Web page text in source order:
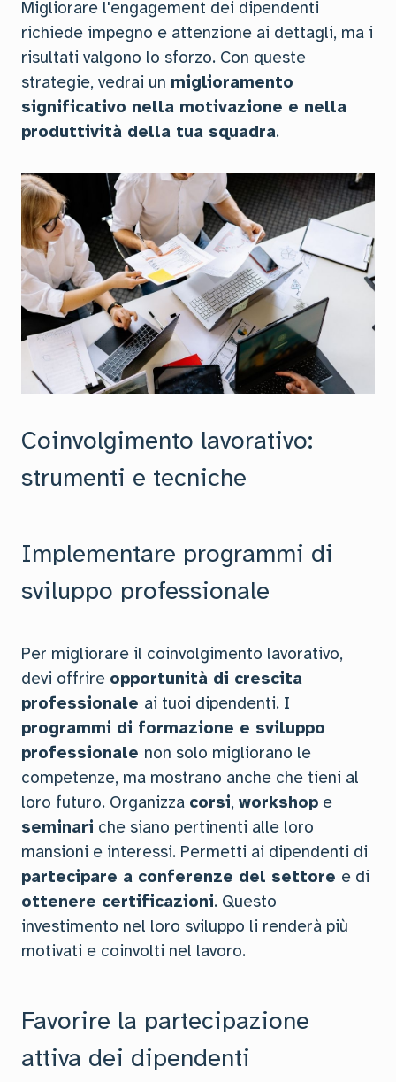
Migliorare l'engagement dei dipendenti
richiede impegno e attenzione ai dettagli, ma i
risultati valgono lo sforzo. Con queste
strategie, vedrai un miglioramento
significativo nella motivazione e nella
produttività della tua squadra.
Coinvolgimento lavorativo:
strumenti e tecniche
Implementare programmi di
sviluppo professionale
Per migliorare il coinvolgimento lavorativo,
devi offrire opportunità di crescita
professionale ai tuoi dipendenti. I
programmi di formazione e sviluppo
professionale non solo migliorano le
competenze, ma mostrano anche che tieni al
loro futuro. Organizza corsi, workshop e
seminari che siano pertinenti alle loro
mansioni e interessi. Permetti ai dipendenti di
partecipare a conferenze del settore e di
ottenere certificazioni. Questo
investimento nel loro sviluppo li renderà più
motivati e coinvolti nel lavoro.
Favorire la partecipazione
attiva dei dipendenti